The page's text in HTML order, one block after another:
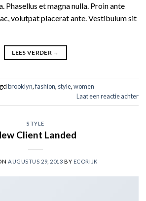
Phasellus et magna nulla. Proin ante
volutpat placerat ante. Vestibulum sit
LEES VERDER →
brooklyn,fashion, style,women
Laat een reactie achter
STYLE
Client Landed
AUGUSTUS 29, 2013 BY ECORIJK